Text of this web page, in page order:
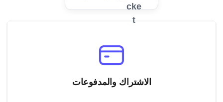
الاشتراك والمدفوعات